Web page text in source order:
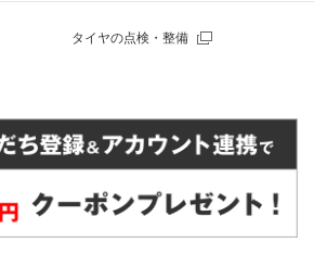
タイヤの点検・整備